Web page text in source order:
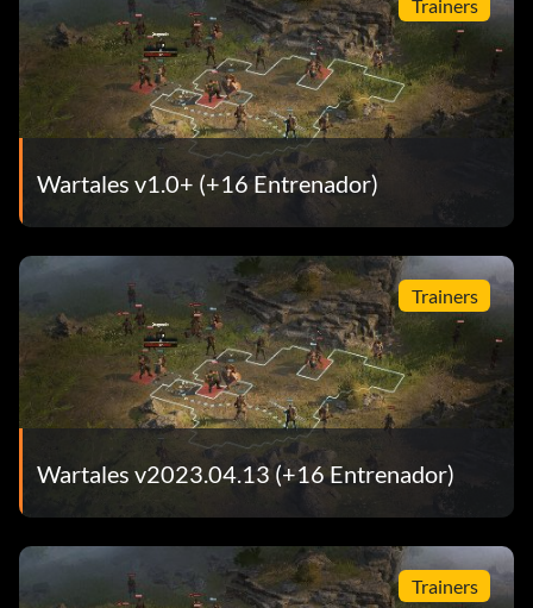
Trainers
Wartales v1.0+ (+16 Entrenador)
Trainers
Wartales v2023.04.13 (+16 Entrenador)
Trainers